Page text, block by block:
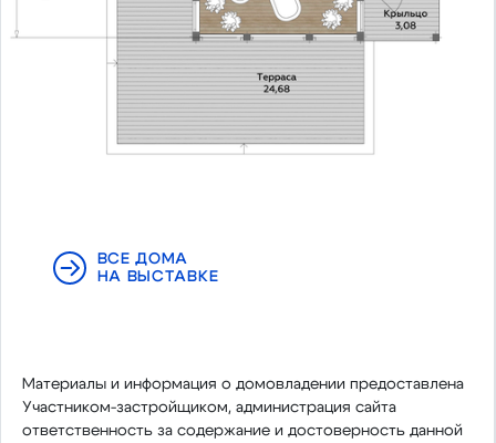
ВСЕ ДОМА
НА ВЫСТАВКЕ
Материалы и информация о домовладении предоставлена
Участником-застройщиком, администрация сайта
ответственность за содержание и достоверность данной